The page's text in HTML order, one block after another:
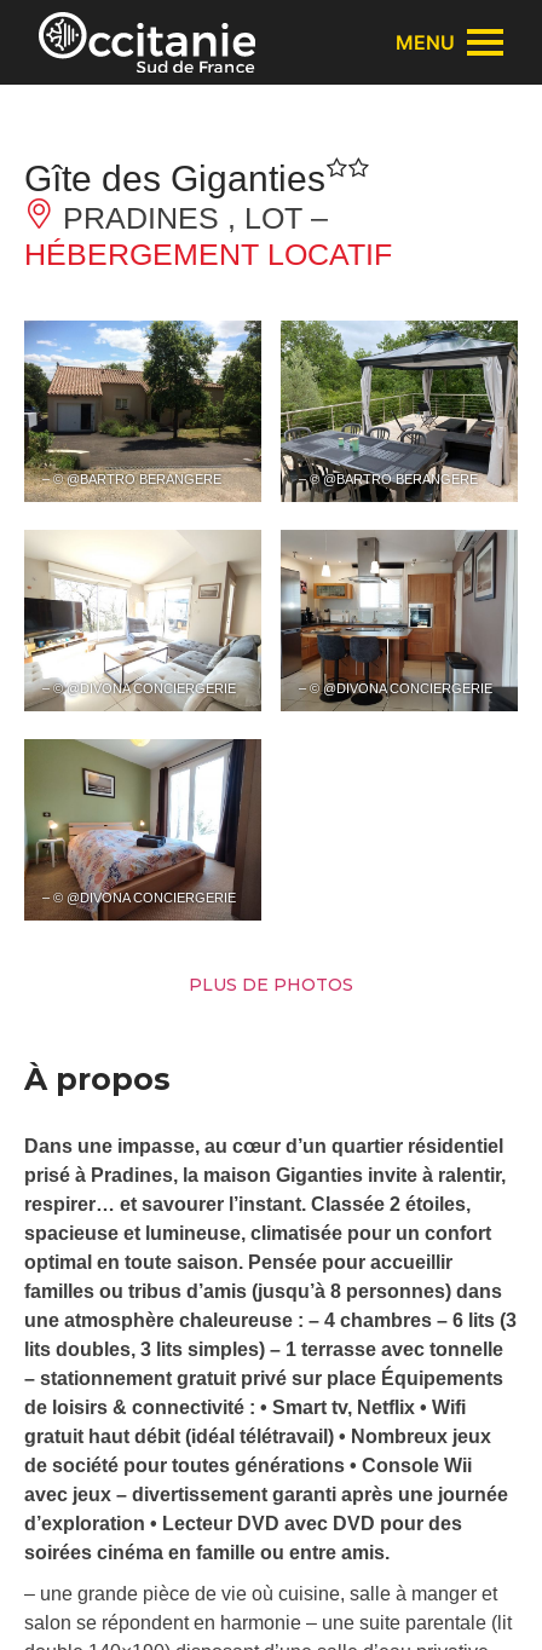
Panneau de gestion des cookies
MENU
Gîte des Giganties
PRADINES , LOT –
HÉBERGEMENT LOCATIF
– © @BARTRO BERANGERE – © @BARTRO BERANGERE
– © @DIVONA CONCIERGERIE – © @DIVONA CONCIERGERIE
– © @DIVONA CONCIERGERIE
PLUS DE PHOTOS
À propos
Dans une impasse, au cœur d’un quartier résidentiel
prisé à Pradines, la maison Giganties invite à ralentir,
respirer… et savourer l’instant. Classée 2 étoiles,
spacieuse et lumineuse, climatisée pour un confort
optimal en toute saison. Pensée pour accueillir
familles ou tribus d’amis (jusqu’à 8 personnes) dans
une atmosphère chaleureuse : – 4 chambres – 6 lits (3
lits doubles, 3 lits simples) – 1 terrasse avec tonnelle
– stationnement gratuit privé sur place Équipements
de loisirs & connectivité : • Smart tv, Netflix • Wifi
gratuit haut débit (idéal télétravail) • Nombreux jeux
de société pour toutes générations • Console Wii
avec jeux – divertissement garanti après une journée
d’exploration • Lecteur DVD avec DVD pour des
soirées cinéma en famille ou entre amis.
– une grande pièce de vie où cuisine, salle à manger et
salon se répondent en harmonie – une suite parentale (lit